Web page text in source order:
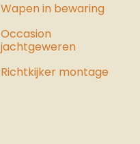
Wapen in bewaring
Occasion
jachtgeweren
Richtkijker montage